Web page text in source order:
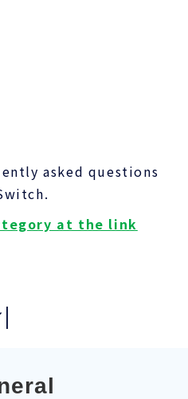
asked questions
at the link